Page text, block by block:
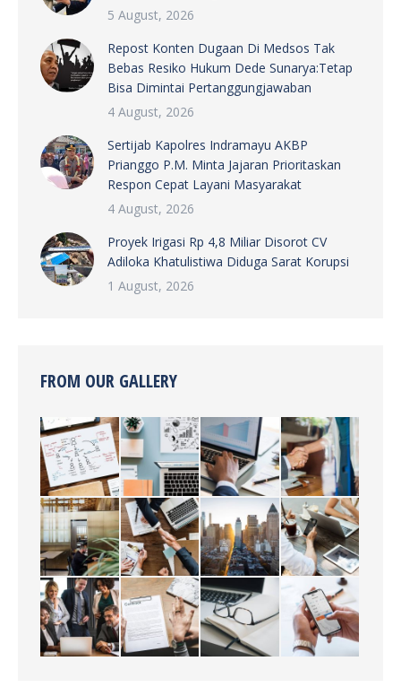
5 August, 2026
Repost Konten Dugaan Di Medsos Tak
Bebas Resiko Hukum Dede Sunarya:Tetap
Bisa Dimintai Pertanggungjawaban
4 August, 2026
Sertijab Kapolres Indramayu AKBP
Prianggo P.M. Minta Jajaran Prioritaskan
Respon Cepat Layani Masyarakat
4 August, 2026
Proyek Irigasi Rp 4,8 Miliar Disorot CV
Adiloka Khatulistiwa Diduga Sarat Korupsi
1 August, 2026
FROM OUR GALLERY